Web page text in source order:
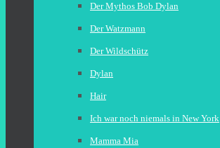
Der Mythos Bob Dylan
Der Watzmann
Der Wildschütz
Dylan
Hair
Ich war noch niemals in New York
Mamma Mia